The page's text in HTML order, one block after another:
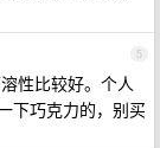
5
性比较好。个人
下巧克力的，别买